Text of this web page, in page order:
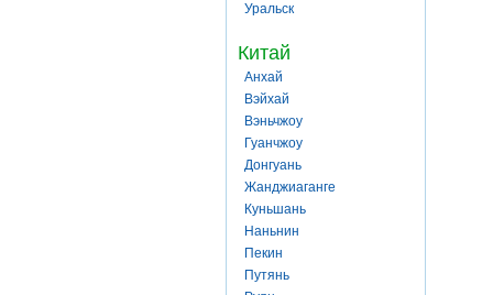
Уральск
Китай
Анхай
Вэйхай
Вэньчжоу
Гуанчжоу
Донгуань
Жанджиаганге
Куньшань
Наньнин
Пекин
Путянь